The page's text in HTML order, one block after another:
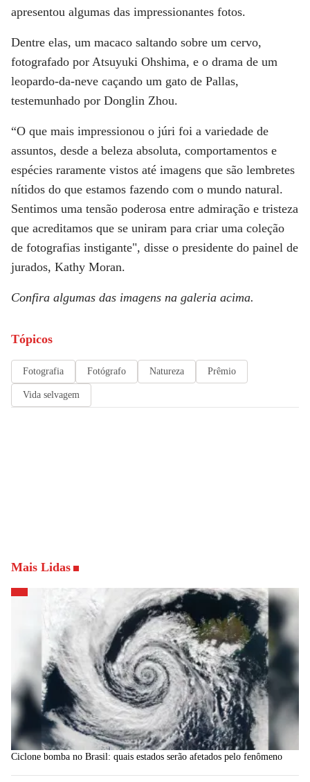
apresentou algumas das impressionantes fotos.
Dentre elas, um macaco saltando sobre um cervo,
fotografado por Atsuyuki Ohshima, e o drama de um
leopardo-da-neve caçando um gato de Pallas,
testemunhado por Donglin Zhou.
“O que mais impressionou o júri foi a variedade de
assuntos, desde a beleza absoluta, comportamentos e
espécies raramente vistos até imagens que são lembretes
nítidos do que estamos fazendo com o mundo natural.
Sentimos uma tensão poderosa entre admiração e tristeza
que acreditamos que se uniram para criar uma coleção
de fotografias instigante", disse o presidente do painel de
jurados, Kathy Moran.
Confira algumas das imagens na galeria acima.
Tópicos
Fotografia Fotógrafo Natureza Prêmio
Vida selvagem
Mais Lidas
Ciclone bomba no Brasil: quais estados serão afetados pelo fenômeno